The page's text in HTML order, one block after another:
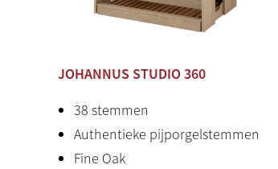
JOHANNUS STUDIO 360
38 stemmen
Authentieke pijporgelstemmen
Fine Oak